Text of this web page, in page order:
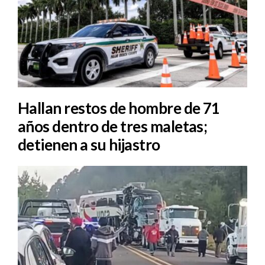
Hallan restos de hombre de 71
años dentro de tres maletas;
detienen a su hijastro